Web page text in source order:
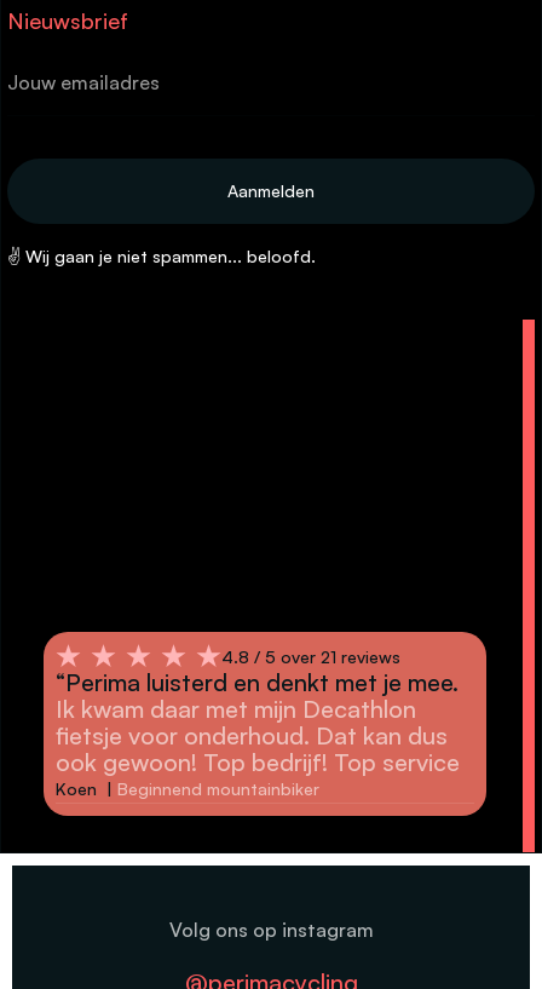
Nieuwsbrief
✌ Wij gaan je niet spammen... beloofd.
4.8 / 5 over 21 reviews
“Perima luisterd en denkt met je mee.
Ik kwam daar met mijn Decathlon
fietsje voor onderhoud. Dat kan dus
ook gewoon! Top bedrijf! Top service
Koen | Beginnend mountainbiker
Volg ons op instagram
@perimacycling